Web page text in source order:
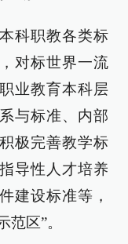
科职教各类标
对标世界一流
业教育本科层
与标准、内部
极完善教学标
导性人才培养
建设标准等，
区”。